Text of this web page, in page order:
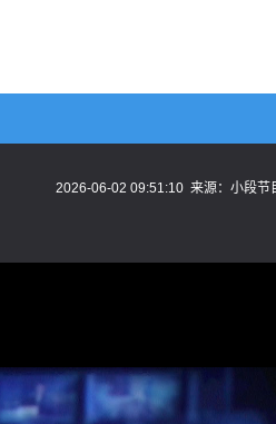
2026-06-02 09:51:10 来源： 小段节